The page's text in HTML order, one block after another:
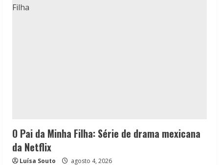
O Pai da Minha Filha: Série de drama mexicana
da Netflix
Luísa Souto agosto 4, 2026